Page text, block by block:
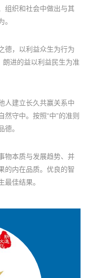
组织和社会中做出与其
德，以利益众生为行为
朗进的益以利益民生为准
人建立长久共赢关系中
守中。按照“中”的准则
德。
物本质与发展趋势、并
的内在品质。优良的智
最佳结果。